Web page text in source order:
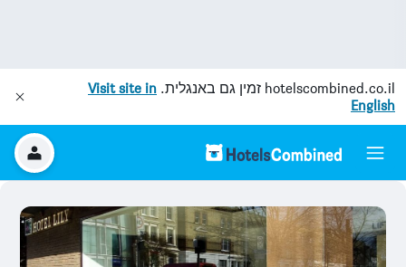
hotelscombined.co.il זמין גם באנגלית. Visit site in
English